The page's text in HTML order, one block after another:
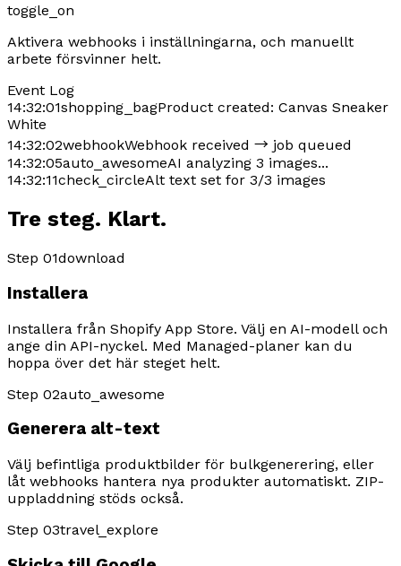
toggle_on
Aktivera webhooks i inställningarna, och manuellt
arbete försvinner helt.
Event Log
14:32:01shopping_bagProduct created: Canvas Sneaker
White
14:32:02webhookWebhook received → job queued
14:32:05auto_awesomeAI analyzing 3 images...
14:32:11check_circleAlt text set for 3/3 images
Tre steg. Klart.
Step 01download
Installera
Installera från Shopify App Store. Välj en AI-modell och
ange din API-nyckel. Med Managed-planer kan du
hoppa över det här steget helt.
Step 02auto_awesome
Generera alt-text
Välj befintliga produktbilder för bulkgenerering, eller
låt webhooks hantera nya produkter automatiskt. ZIP-
uppladdning stöds också.
Step 03travel_explore